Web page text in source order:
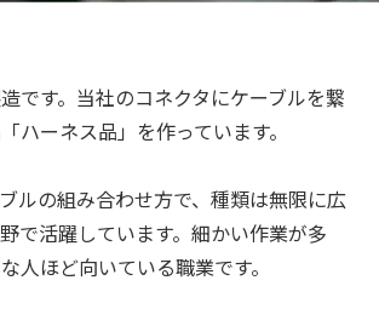
です。当社のコネクタにケーブルを繋
ハーネス品」を作っています。
ルの組み合わせ方で、種類は無限に広
で活躍しています。細かい作業が多
人ほど向いている職業です。